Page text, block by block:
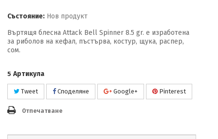
Състояние: Нов продукт
Въртящя блесна Attack Bell Spinner 8.5 gr. е изработена
за риболов на кефал, пъстърва, костур, щука, распер,
сом.
5 Артикула
Tweet Споделяне Google+ Pinterest
Отпечатване